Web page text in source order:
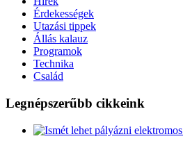
Érdekességek
Utazási tippek
Állás kalauz
Programok
Technika
Család
Legnépszerűbb cikkeink